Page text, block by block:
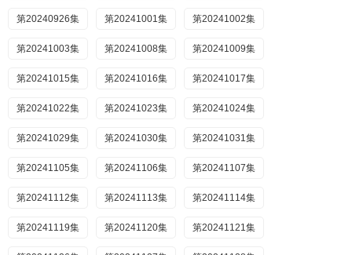
第20240926集 第20241001集 第20241002集
第20241003集 第20241008集 第20241009集
第20241015集 第20241016集 第20241017集
第20241022集 第20241023集 第20241024集
第20241029集 第20241030集 第20241031集
第20241105集 第20241106集 第20241107集
第20241112集 第20241113集 第20241114集
第20241119集 第20241120集 第20241121集